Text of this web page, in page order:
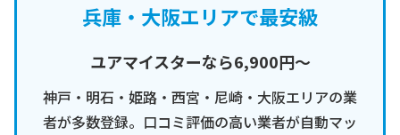
兵庫・大阪エリアで最安級
ユアマイスターなら6,900円〜
神戸・明石・姫路・西宮・尼崎・大阪エリアの業
者が多数登録。口コミ評価の高い業者が自動マッ